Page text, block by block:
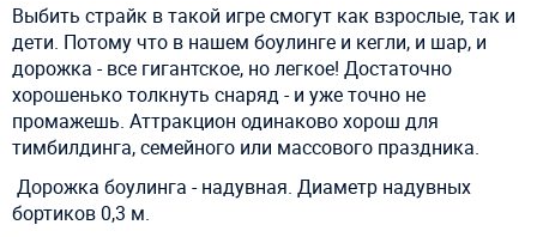
Выбить страйк в такой игре смогут как взрослые, так и
дети. Потому что в нашем боулинге и кегли, и шар, и
дорожка - все гигантское, но легкое! Достаточно
хорошенько толкнуть снаряд - и уже точно не
промажешь. Аттракцион одинаково хорош для
тимбилдинга, семейного или массового праздника.
Дорожка боулинга - надувная. Диаметр надувных
бортиков 0,3 м.